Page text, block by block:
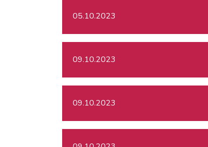
05.10.2023
09.10.2023
09.10.2023